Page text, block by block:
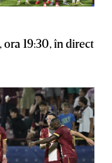
ora 19:30, în direct